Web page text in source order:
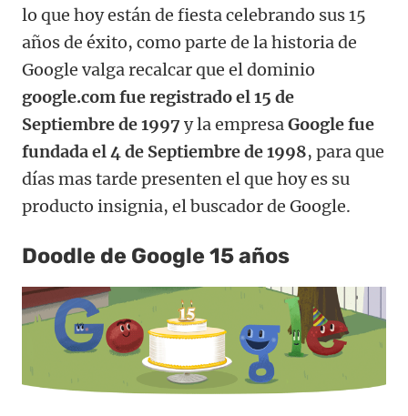
lo que hoy están de fiesta celebrando sus 15
años de éxito, como parte de la historia de
Google valga recalcar que el dominio
google.com fue registrado el 15 de
Septiembre de 1997 y la empresaGoogle fue
fundada el 4 de Septiembre de 1998, para que
días mas tarde presenten el que hoy es su
producto insignia, el buscador de Google.
Doodle de Google 15 años